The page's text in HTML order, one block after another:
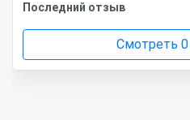
Последний отзыв
Смотреть